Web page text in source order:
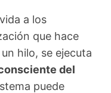
a los
que hace
hilo, se ejecuta
del
puede